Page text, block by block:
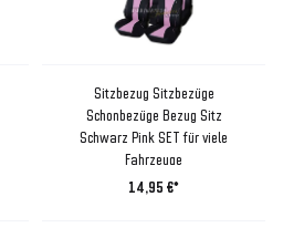
Sitzbezug Sitzbezüge
Schonbezüge Bezug Sitz
Schwarz Pink SET für viele
Fahrzeuge
14,95 €*